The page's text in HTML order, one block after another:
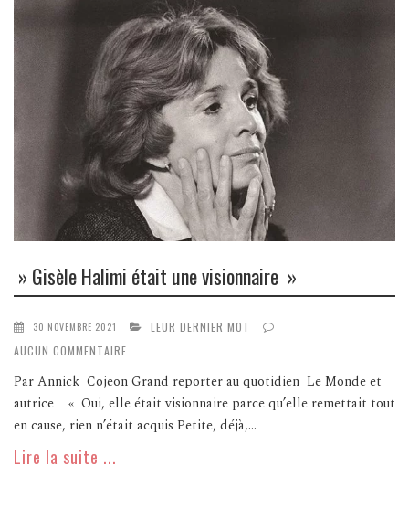
» Gisèle Halimi était une visionnaire »
30 NOVEMBRE 2021
LEUR DERNIER MOT
AUCUN COMMENTAIRE
Par Annick Cojeon Grand reporter au quotidien Le Monde et
autrice « Oui, elle était visionnaire parce qu’elle remettait tout
en cause, rien n’était acquis Petite, déjà,...
Lire la suite ...